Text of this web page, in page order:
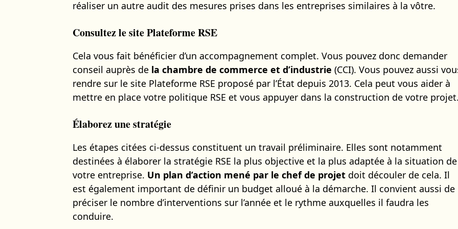
réaliser un autre audit des mesures prises dans les entreprises similaires à la vôtre.
Consultez le site Plateforme RSE
Cela vous fait bénéficier d’un accompagnement complet. Vous pouvez donc demander
conseil auprès de la chambre de commerce et d’industrie (CCI). Vous pouvez aussi
rendre sur le site Plateforme RSE proposé par l’État depuis 2013. Cela peut vous aider à
mettre en place votre politique RSE et vous appuyer dans la construction de votre
Élaborez une stratégie
Les étapes citées ci-dessus constituent un travail préliminaire. Elles sont notamment
destinées à élaborer la stratégie RSE la plus objective et la plus adaptée à la situation de
votre entreprise. Un plan d’action mené par le chef de projet doit découler de cela. Il
est également important de définir un budget alloué à la démarche. Il convient aussi de
préciser le nombre d’interventions sur l’année et le rythme auxquelles il faudra les
conduire.